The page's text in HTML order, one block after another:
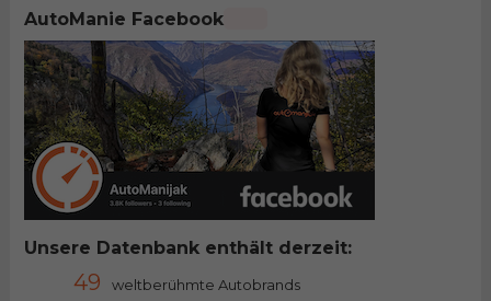
AutoManie Facebook
Unsere Datenbank enthält derzeit:
49 weltberühmte Autobrands